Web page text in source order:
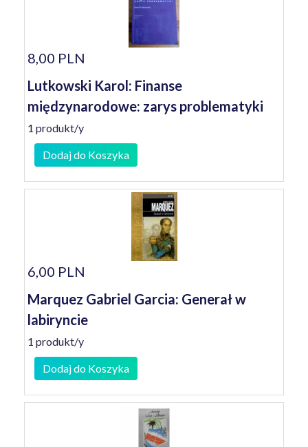
8,00 PLN
Lutkowski Karol: Finanse
międzynarodowe: zarys problematyki
1 produkt/y
Dodaj do Koszyka
6,00 PLN
Marquez Gabriel Garcia: Generał w
labiryncie
1 produkt/y
Dodaj do Koszyka